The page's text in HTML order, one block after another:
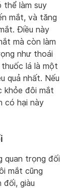
thể làm suy
mắt, và tăng
Điều này
mà còn làm
như thoái
lá là một
quả nhất. Nếu
khỏe đôi mắt
có hại này
quan trọng đối
mắt cũng
đối, giàu